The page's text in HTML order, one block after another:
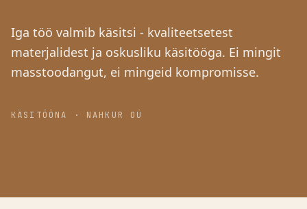
Iga töö valmib käsitsi - kvaliteetsetest
materjalidest ja oskusliku käsitööga. Ei mingit
masstoodangut, ei mingeid kompromisse.
KÄSITÖÖNA · NAHKUR OÜ